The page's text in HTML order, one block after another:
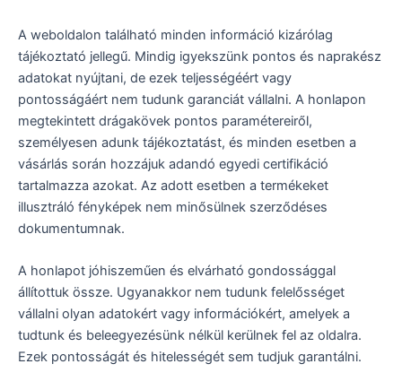
A weboldalon található minden információ kizárólag
tájékoztató jellegű. Mindig igyekszünk pontos és naprakész
adatokat nyújtani, de ezek teljességéért vagy
pontosságáért nem tudunk garanciát vállalni. A honlapon
megtekintett drágakövek pontos paramétereiről,
személyesen adunk tájékoztatást, és minden esetben a
vásárlás során hozzájuk adandó egyedi certifikáció
tartalmazza azokat. Az adott esetben a termékeket
illusztráló fényképek nem minősülnek szerződéses
dokumentumnak.
A honlapot jóhiszeműen és elvárható gondossággal
állítottuk össze. Ugyanakkor nem tudunk felelősséget
vállalni olyan adatokért vagy információkért, amelyek a
tudtunk és beleegyezésünk nélkül kerülnek fel az oldalra.
Ezek pontosságát és hitelességét sem tudjuk garantálni.